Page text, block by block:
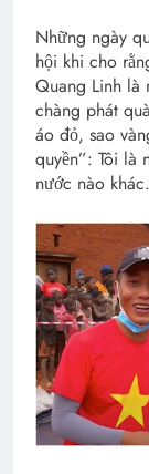
Những ngày
hội khi cho
Quang Linh là
chàng phát
áo đỏ, sao
quyền”: Tôi là
nước nào khác.